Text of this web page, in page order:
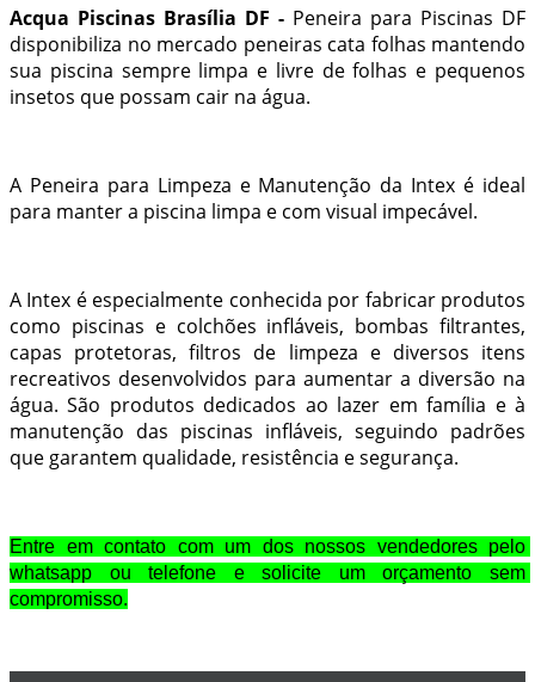
Acqua Piscinas Brasília DF - Peneira para Piscinas DF
disponibiliza no mercado peneiras cata folhas mantendo
sua piscina sempre limpa e livre de folhas e pequenos
insetos que possam cair na água.
A Peneira para Limpeza e Manutenção da Intex é ideal
para manter a piscina limpa e com visual impecável.
A Intex é especialmente conhecida por fabricar produtos
como piscinas e colchões infláveis, bombas filtrantes,
capas protetoras, filtros de limpeza e diversos itens
recreativos desenvolvidos para aumentar a diversão na
água. São produtos dedicados ao lazer em família e à
manutenção das piscinas infláveis, seguindo padrões
que garantem qualidade, resistência e segurança.
Entre em contato com um dos nossos vendedores pelo
whatsapp ou telefone e solicite um orçamento sem
compromisso.